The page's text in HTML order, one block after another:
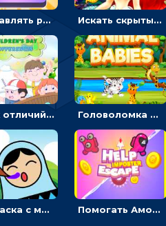
Расставлять резиновые кубики, чтобы делать поп-ит - гиперказуальные Искать скрытый алфавит на картинках с мультяшными героями - головоломка для детей
Поиск отличий на картинках с детьми - головоломка Головоломка Звери-малыши: открывай карточки по очереди, чтобы найти одинаковые
Раскраска с матрешками для девочек Помогать Амонг Ас бежать из комнаты через преграды - приключения